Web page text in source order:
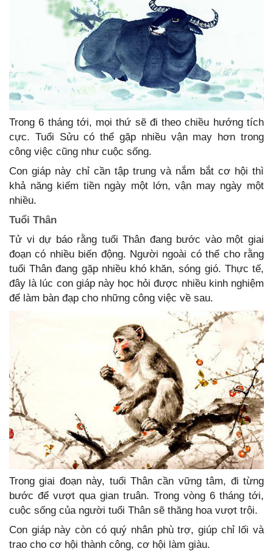
Trong 6 tháng tới, mọi thứ sẽ đi theo chiều hướng tích
cực. Tuổi Sửu có thể gặp nhiều vận may hơn trong
công việc cũng như cuộc sống.
Con giáp này chỉ cần tập trung và nắm bắt cơ hội thì
khả năng kiếm tiền ngày một lớn, vận may ngày một
nhiều.
Tuổi Thân
Tử vi dự báo rằng tuổi Thân đang bước vào một giai
đoạn có nhiều biến động. Người ngoài có thể cho rằng
tuổi Thân đang gặp nhiều khó khăn, sóng gió. Thực tế,
đây là lúc con giáp này học hỏi được nhiều kinh nghiệm
để làm bàn đạp cho những công việc về sau.
Trong giai đoạn này, tuổi Thân cần vững tâm, đi từng
bước để vượt qua gian truân. Trong vòng 6 tháng tới,
cuộc sống của người tuổi Thân sẽ thăng hoa vượt trội.
Con giáp này còn có quý nhân phù trợ, giúp chỉ lối và
trao cho cơ hội thành công, cơ hội làm giàu.